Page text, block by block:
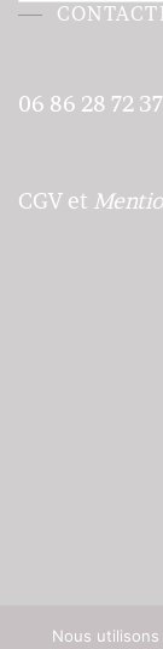
06 86 28 72 37
CGV et
Nous